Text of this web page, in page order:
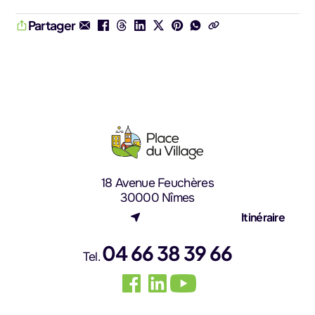
Partager
18 Avenue Feuchères
30000 Nîmes
Itinéraire
Tel.04 66 38 39 66